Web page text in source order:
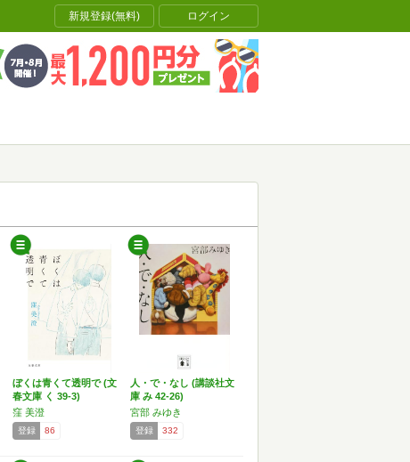
新規登録(無料) ログイン
ぼくは青くて透明で (文
春文庫 く 39-3)
窪 美澄
登録 86
人・で・なし (講談社文
庫 み 42-26)
宮部 みゆき
登録 332